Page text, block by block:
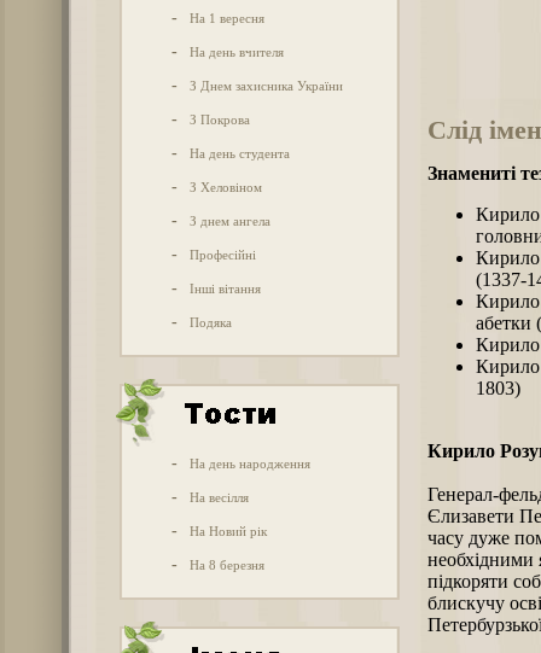
- На 1 вересня
- На день вчителя
- З Днем захисника України
- З Покрова
- На день студента
- З Хеловіном
- З днем ангела
- Професійні
- Інші вітання
- Подяка
- На день народження
- На весілля
- На Новий рік
- На 8 березня
Слід
Знамениті
Кирило
Кирило
(1337-
Кирило
абетки
Кирило
1803)
Кирило
Генерал-
Єлизавети
часу дуже
необхідними
підкоряти
блискучу